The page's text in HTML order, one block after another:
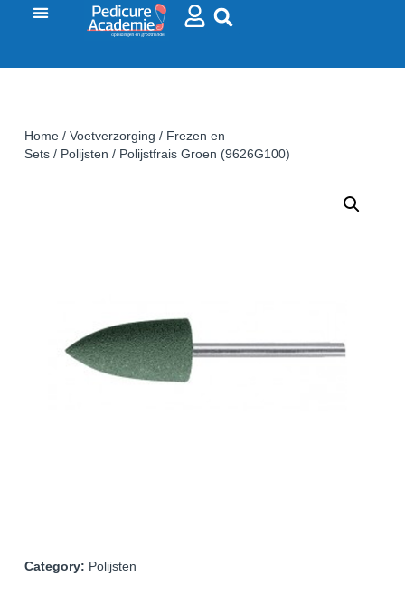
Home/ Voetverzorging / Frezen en
Sets/ Polijsten / Polijstfrais Groen (9626G100)
Category: Polijsten